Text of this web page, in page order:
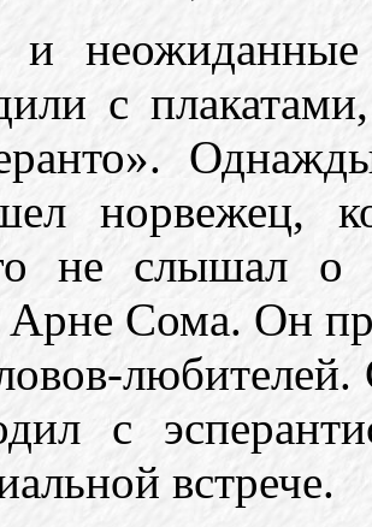
и
с
норвежец,
не слышал о
Арне Сома. Он
с
встрече.